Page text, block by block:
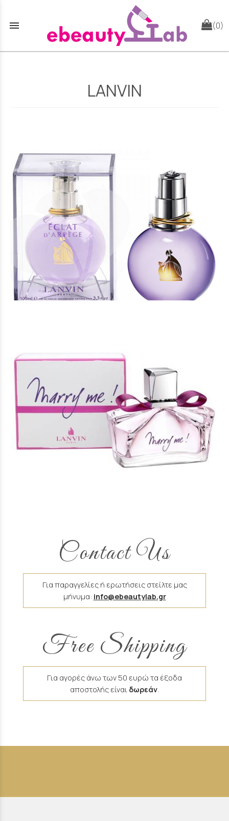
menu (0)
LANVIN
Άρωμα Τύπου Eclat d'Arpege Lanvin
16 €
Άρωμα Τύπου Marry Me Lanvin
16 €
Contact Us
Για παραγγελίες ή ερωτήσεις στείλτε μας
μήνυμα: info@ebeautylab.gr
Free Shipping
Για αγορές άνω των 50 ευρώ τα έξοδα
αποστολής είναι δωρεάν.